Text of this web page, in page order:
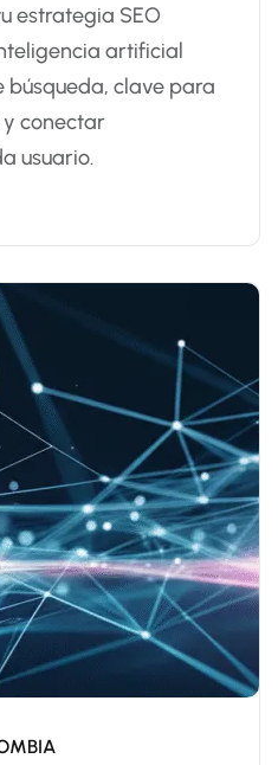
estrategia SEO
artificial
búsqueda, clave para
conectar
usuario.